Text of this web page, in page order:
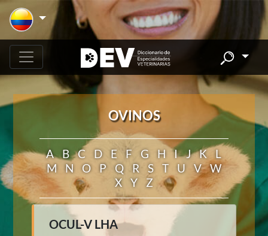
OVINOS
A B C D E F G H I J K
L
M
N O P Q R S T U V
W
X
Y Z
OCUL-V LHA